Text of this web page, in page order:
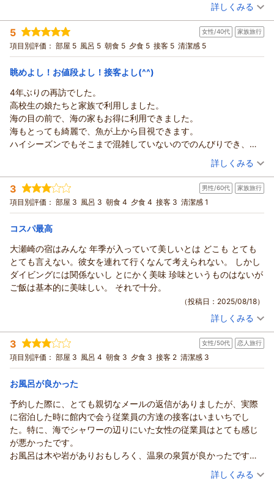
投稿者： いんけさん(男性/50代)
宿泊プラン： ○● 夏休み海水浴満喫 ●○＊家族旅行応援♪朝夕の２食付プ
ラン
和室 朝・夕
宿泊価格帯： 8,001～9,000円(大人一人あたり/税込)
詳しくみる
5 女性/40代 家族旅行
項目別評価： 部屋 5 風呂 5 朝食 5 夕食 5 接客 5 清潔感 5
眺めよし！お値段よし！接客よし(^^)
4年ぶりの再訪でした。
高校生の娘たちと家族で利用しました。
海の目の前で、海の家もお得に利用できました。
海もとっても綺麗で、魚が上から目視できます。
ハイシーズンでもそこまで混雑していないのでのんびりでき、
朝一で到着し、綺麗な富士山を眺め、海水浴を楽しみ、夜は近隣
の夜の海の家で大人は乾杯！翌日は近くの三津シーパラダイスで
イルカのショーを楽しみ大満足の旅でした。
インバウンド需要でどこの宿も価格が高騰しているなか、
お宿の値段も4年前と変わらずありがたいです。
い方は前もって追加注文される事をオススメします。
（投稿日：2025/09/20）
宿泊時期： 2025年08月宿泊 (家族旅行)
投稿者： ぷーちゃんさん
宿泊プラン： ○● 夏休み海水浴満喫 ●○＊家族旅行応援♪朝夕の２食付プ
ラン
和室 朝・夕
宿泊価格帯：
詳しくみる
3 男性/60代 家族旅行
項目別評価： 部屋 3 風呂 3 朝食 4 夕食 4 接客 3 清潔感 1
コスパ最高
大瀬崎の宿はみんな 年季が入っていて美しいとは どこも とても
とても言えない。彼女を連れて行くなんて考えられない。 しかし
ダイビングには関係ないし とにかく美味 珍味というものはないが
ご飯は基本的に美味しい。 それで十分。
（投稿日：2025/08/18）
投稿者： かつさん(男性/60代)
宿泊プラン： ○● 夏休み海水浴満喫 ●○＊家族旅行応援♪朝夕の２食付プ
ラン
その他 朝・夕
宿泊価格帯： 8,001～9,000円(大人一人あたり/税込)
詳しくみる
3 女性/50代 恋人旅行
項目別評価： 部屋 3 風呂 4 朝食 3 夕食 3 接客 2 清潔感 3
お風呂が良かった
予約した際に、とても親切なメールの返信がありましたが、実際
に宿泊した時に館内で会う従業員の方達の接客はいまいちでし
た。特に、海でシャワーの辺りにいた女性の従業員はとても感じ
が悪かったです。
お風呂は木や岩がありおもしろく、温泉の泉質が良かったです。
（投稿日：2025/08/13）
詳しくみる